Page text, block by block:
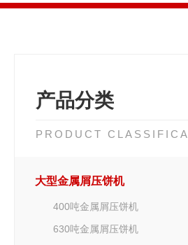
产品分类
PRODUCT
大型金属屑压饼机
400吨金属屑压饼机
630吨金属屑压饼机